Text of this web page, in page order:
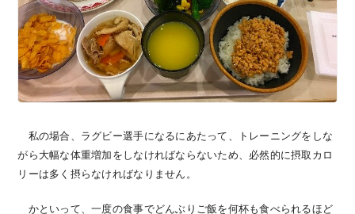
私の場合、ラグビー選手になるにあたって、トレーニングをしな
がら大幅な体重増加をしなければならないため、必然的に摂取カロ
リーは多く摂らなければなりません。
かといって、一度の食事でどんぶりご飯を何杯も食べられるほど